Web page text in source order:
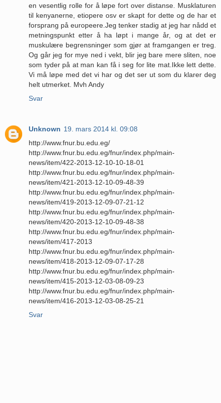
en vesentlig rolle for å løpe fort over distanse. Musklaturen
til kenyanerne, etiopere osv er skapt for dette og de har et
forsprang på europeere.Jeg tenker stadig at jeg har nådd et
metningspunkt etter å ha løpt i mange år, og at det er
muskulære begrensninger som gjør at framgangen er treg.
Og går jeg for mye ned i vekt, blir jeg bare mere sliten, noe
som tyder på at man kan få i seg for lite mat.Ikke lett dette.
Vi må løpe med det vi har og det ser ut som du klarer deg
helt utmerket. Mvh Andy
Svar
Unknown 19. mars 2014 kl. 09:08
http://www.fnur.bu.edu.eg/
http://www.fnur.bu.edu.eg/fnur/index.php/main-
news/item/422-2013-12-10-10-18-01
http://www.fnur.bu.edu.eg/fnur/index.php/main-
news/item/421-2013-12-10-09-48-39
http://www.fnur.bu.edu.eg/fnur/index.php/main-
news/item/419-2013-12-09-07-21-12
http://www.fnur.bu.edu.eg/fnur/index.php/main-
news/item/420-2013-12-10-09-48-38
http://www.fnur.bu.edu.eg/fnur/index.php/main-
news/item/417-2013
http://www.fnur.bu.edu.eg/fnur/index.php/main-
news/item/418-2013-12-09-07-17-28
http://www.fnur.bu.edu.eg/fnur/index.php/main-
news/item/415-2013-12-03-08-09-23
http://www.fnur.bu.edu.eg/fnur/index.php/main-
news/item/416-2013-12-03-08-25-21
Svar